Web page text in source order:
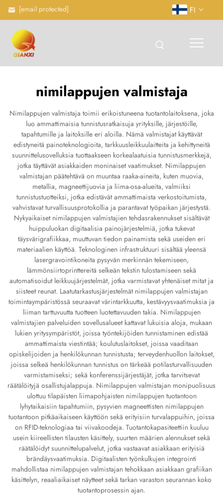
[email protected] FI
nimilappujen valmistaja
Nimilappujen valmistaja toimii erikoistuneena tuotantolaitoksena, joka
luo ammattimaisia tunnistusratkaisuja yrityksille, järjestöille,
tapahtumille ja laitoksille eri aloilla. Nämä valmistajat käyttävät
edistyneitä painoteknologioita, tarkkuusleikkuulaitteita ja kehittyneitä
suunnittelusovelluksia tuottaakseen korkealaatuisia tunnistusmerkkejä,
jotka täyttävät asiakkaiden moninaiset vaatimukset. Nimilappujen
valmistajan päätehtävä on muuntaa raaka-aineita, kuten muovia,
metallia, magneettijuovia ja liima-osa-alueita, valmiiksi
tunnistustuotteiksi, jotka edistävät ammattimaista verkostoitumista,
vahvistavat turvallisuusprotokollia ja parantavat työpaikan järjestystä.
Nykyaikaiset nimilappujen valmistajien tehdasrakennukset sisältävät
huippuluokan digitaalisia painojärjestelmiä, jotka tukevat
täysvärigrafiikkaa, muuttuvan tiedon painamista sekä useiden eri
materiaalien käyttöä. Teknologinen infrastruktuuri sisältää yleensä
lasergravointikoneita pysyvän merkinnän tekemiseen,
lämmönsiirtoprinttereitä selkeän tekstin tulostamiseen sekä
automatisoidut leikkuujärjestelmät, jotka varmistavat yhtenäiset mitat ja
siisteet reunat. Laatutarkastusjärjestelmät nimilappujen valmistajan
toimintaympäristössä seuraavat värintarkkuutta, kestävyysvaatimuksia ja
liiman tarttuvuutta tuotteen luotettavuuden takia. Nimilappujen
valmistajien palveluiden sovellusalueet kattavat lukuisia aloja, mukaan
lukien yritysympäristöt, joissa työntekijöiden tunnistaminen edistää
ammattimaista viestintää; koulutuslaitokset, joissa vaaditaan
opiskelijoiden ja henkilökunnan tunnistusta; terveydenhuollon laitokset,
joissa selkeä henkilökunnan tunnistus on tärkeää potilasturvallisuuden
varmistamiseksi; sekä konferenssijärjestäjät, jotka tarvitsevat
räätälöityjä osallistujalappuja. Nimilappujen valmistajan monipuolisuus
ulottuu tilapäisten liimapohjaisten nimilappujen tuotantoon
lyhytaikaisiin tapahtumiin, pysyvien magneettisten nimilappujen
tuotantoon pitkäaikaiseen käyttöön sekä erityisiin turvalappuihin, joissa
on RFID-teknologiaa tai viivakoodeja. Tuotantokapasiteettiin kuuluu
usein kiireellisten tilausten käsittely, suurten määrien alennukset sekä
räätälöidyt suunnittelupalvelut, jotka vastaavat asiakkaan erityisiä
brändäysvaatimuksia. Digitaalisten työnkulkujen integrointi
mahdollistaa nimilappujen valmistajan tehokkaan asiakkaan grafiikan
käsittelyn, reaaliaikaiset näytteet sekä tarkan varaston seurannan koko
tuotantoprosessin ajan.